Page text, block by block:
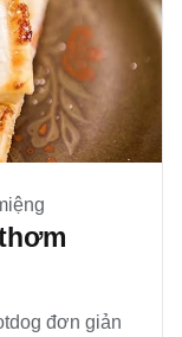
đơn giản